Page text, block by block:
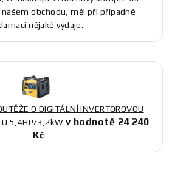
našem obchodu, měl při případné
nějaké výdaje.
O DIGITÁLNÍ INVERTOROVOU
5,4HP/3,2kW v hodnotě 24 240
Kč